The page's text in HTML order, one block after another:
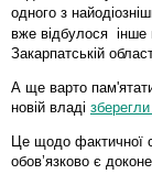
одного з
вже відбулося інше
Закарпатській
А ще варто
новій владі
Це щодо фактичної
обов’язково є